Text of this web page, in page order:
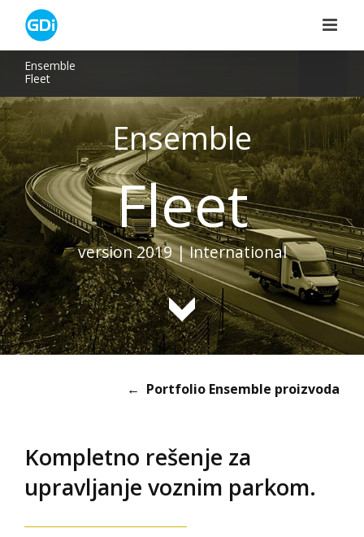
content
Ensemble
Fleet
version 2019 | International
Ensemble
Fleet
← Portfolio Ensemble proizvoda
Kompletno rešenje za
upravljanje voznim parkom.